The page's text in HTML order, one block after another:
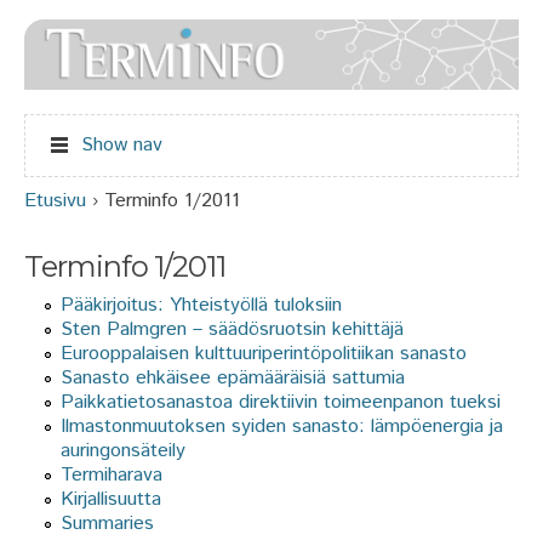
Jump to navigation
Show nav
Etusivu › Terminfo 1/2011
Terminfo 1/2011
Pääkirjoitus: Yhteistyöllä tuloksiin
Sten Palmgren – säädösruotsin kehittäjä
Eurooppalaisen kulttuuriperintöpolitiikan sanasto
Sanasto ehkäisee epämääräisiä sattumia
Paikkatietosanastoa direktiivin toimeenpanon tueksi
Ilmastonmuutoksen syiden sanasto: lämpöenergia ja
auringonsäteily
Termiharava
Kirjallisuutta
Summaries